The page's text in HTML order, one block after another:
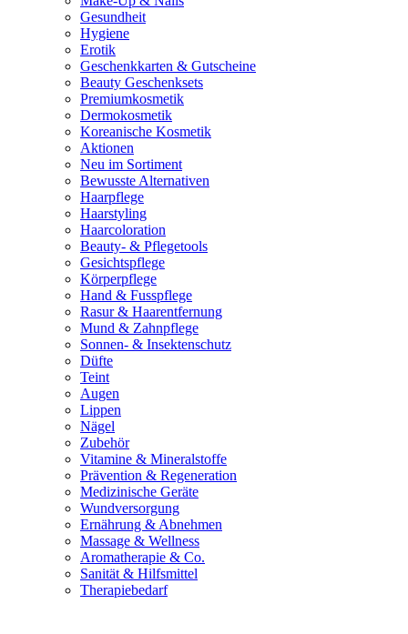
Gesundheit
Hygiene
Erotik
Geschenkkarten & Gutscheine
Beauty Geschenksets
Premiumkosmetik
Dermokosmetik
Koreanische Kosmetik
Aktionen
Neu im Sortiment
Bewusste Alternativen
Haarpflege
Haarstyling
Haarcoloration
Beauty- & Pflegetools
Gesichtspflege
Körperpflege
Hand & Fusspflege
Rasur & Haarentfernung
Mund & Zahnpflege
Sonnen- & Insektenschutz
Düfte
Teint
Augen
Lippen
Nägel
Zubehör
Vitamine & Mineralstoffe
Prävention & Regeneration
Medizinische Geräte
Wundversorgung
Ernährung & Abnehmen
Massage & Wellness
Aromatherapie & Co.
Sanität & Hilfsmittel
Therapiebedarf